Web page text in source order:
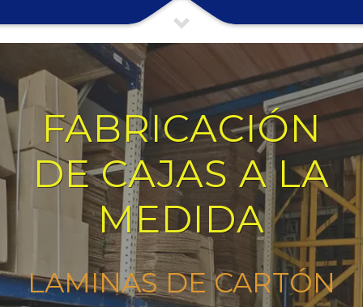
FABRICACIÓN
DE CAJAS A LA
MEDIDA
LAMINAS DE CARTÓN